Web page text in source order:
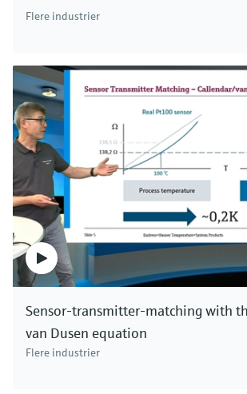
Flere industrier
Sensor-transmitter-matching with
van Dusen equation
Flere industrier